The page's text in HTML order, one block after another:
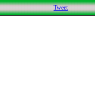
Tweet